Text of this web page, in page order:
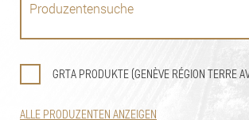
GRTA PRODUKTE (GENÈVE RÉGION TERRE
ALLE PRODUZENTEN ANZEIGEN